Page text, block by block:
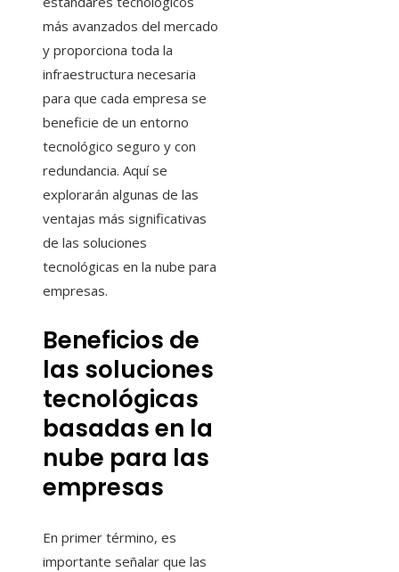
más avanzados del mercado
y proporciona toda la
infraestructura necesaria
para que cada empresa se
beneficie de un entorno
tecnológico seguro y con
redundancia. Aquí se
explorarán algunas de las
ventajas más significativas
de las soluciones
tecnológicas en la nube para
empresas.
Beneficios de
las soluciones
tecnológicas
basadas en la
nube para las
empresas
En primer término, es
importante señalar que las